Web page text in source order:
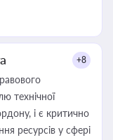
+8
технічної
і є критично
ресурсів у сфері